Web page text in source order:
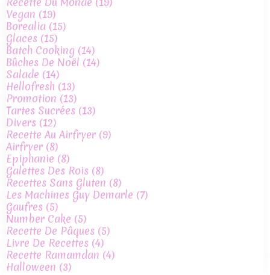
Vegan (19)
Borealia (15)
Glaces (15)
Batch Cooking (14)
Bûches De Noël (14)
Salade (14)
Hellofresh (13)
Promotion (13)
Tartes Sucrées (13)
Divers (12)
Recette Au Airfryer (9)
Airfryer (8)
Epiphanie (8)
Galettes Des Rois (8)
Recettes Sans Gluten (8)
Les Machines Guy Demarle (7)
Gaufres (5)
Number Cake (5)
Recette De Pâques (5)
Livre De Recettes (4)
Recette Ramamdan (4)
Halloween (3)